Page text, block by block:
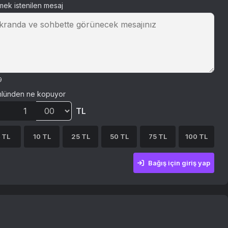
istenilen mesaj
ne kopuyor
TL
TL 10 TL 25 TL 50 TL 75 TL 100 TL
Bağış için giriş yap